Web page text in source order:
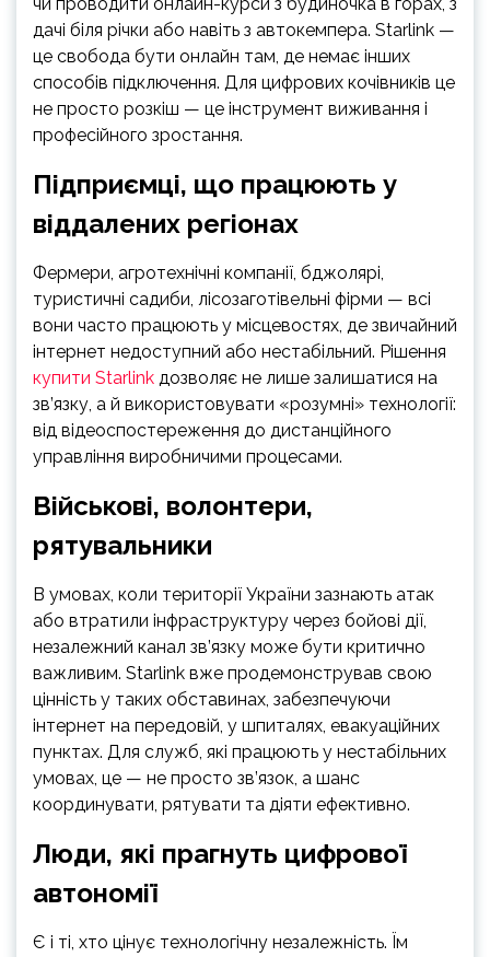
дачі біля річки або навіть з автокемпера. Starlink —
це свобода бути онлайн там, де немає інших
способів підключення. Для цифрових кочівників це
не просто розкіш — це інструмент виживання і
професійного зростання.
Підприємці, що працюють у
віддалених регіонах
Фермери, агротехнічні компанії, бджолярі,
туристичні садиби, лісозаготівельні фірми — всі
вони часто працюють у місцевостях, де звичайний
інтернет недоступний або нестабільний. Рішення
купити Starlink дозволяє не лише залишатися на
зв’язку, а й використовувати «розумні» технології:
від відеоспостереження до дистанційного
управління виробничими процесами.
Військові, волонтери,
рятувальники
В умовах, коли території України зазнають атак
або втратили інфраструктуру через бойові дії,
незалежний канал зв’язку може бути критично
важливим. Starlink вже продемонстрував свою
цінність у таких обставинах, забезпечуючи
інтернет на передовій, у шпиталях, евакуаційних
пунктах. Для служб, які працюють у нестабільних
умовах, це — не просто зв’язок, а шанс
координувати, рятувати та діяти ефективно.
Люди, які прагнуть цифрової
автономії
Є і ті, хто цінує технологічну незалежність. Їм